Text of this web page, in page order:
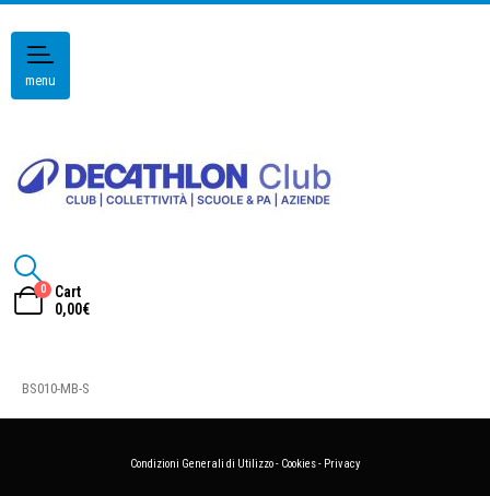
menu
0
Cart
0,00€
BS010-MB-S
Condizioni Generali di Utilizzo- Cookies- Privacy